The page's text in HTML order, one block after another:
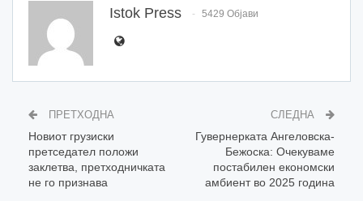
Istok Press 5429 Објави
ПРЕТХОДНА
Новиот грузиски
претседател положи
заклетва, претходничката
не го признава
СЛЕДНА
Гувернерката Ангеловска-
Бежоска: Очекуваме
постабилен економски
амбиент во 2025 година